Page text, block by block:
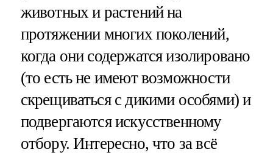
животных и растений на
протяжении многих поколений,
когда они содержатся изолировано
(то есть не имеют возможности
скрещиваться с дикими особями) и
подвергаются искусственному
отбору. Интересно, что за всё